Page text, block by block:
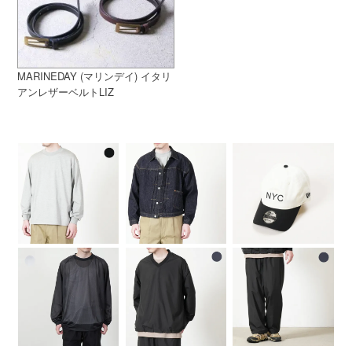
MARINEDAY (マリンデイ) イタリ
アンレザーベルトLIZ